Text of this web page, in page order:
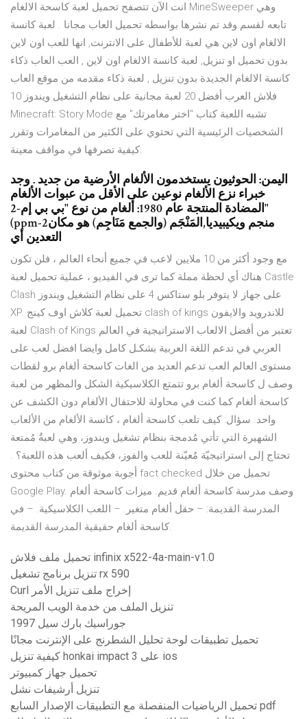
انت الآن تتصفح تحميل لعبة كاسحة الالغام MineSweeper وهي
تابعه لقسم وقد تم نشرها بواسطه تحميل العاب مجانا . لعبة كانسة
الالغام اون لاين هي لعبة للأطفال على الانترنت, انها للعب اون لاين
بدون تحميل او تنزيل, لعبة كانسة الالغام اون لاين , العب العاب ذكاء
كانسة الالغام الجديدة بدون تنزيل , لعبة ذكاء مقدمه من موقع العاب
فلاش العرب أفضل 20 لعبة مجانية على نظام التشغيل ويندوز 10
Minecraft: Story Mode تشبه اللعبة كتاب "اختر مغامرتك" مع
الشخصيات الرئيسية التي تحتوي على الكثير من المغامرات وتقرر
كيفية تصرفها في مواقف معينة.
اليمن: الحوثيون يستخدمون الألغام الأرضية من جديد . وجد
خبراء نزع الألغام نوعين على الأقل من عبوات الألغام
المضادة المنتجة عام 1980: ألغام من نوع "بي بي إم-2"
(ppm-2منجم ويكيبيديا,المَنْجَم (والجمع مَنَاجِم) هو مكان
التعدين أي
مع وجود أكثر من 10 ملايين لاعب في جميع أنحاء العالم ، فلن تكون
هناك أي لحظة مملة كما ترى في الفيديو ، عملية تحميل لعبة Castle
Clash على جهاز لا يتوفر بلو ستاكس 4 على نظام التشغيل ويندوز
XP. تحميل لعبة كلاش اوف كينج clash of kings للاندرويد والايفون
لعبة Clash of Kings تعتبر من أفضل الالعاب الاستراتيجية في العالم
العربي في تدعم اللغة العربية بشكـل كامل وايضا افضل لعب على
مستوى العالم العب تدعم العديد من الغات كاسحة ألغام برو لقطات
وصف ل كاسحة ألغام برو تتمتع الكلاسيكية الشكل والمظهر من لعبة
كاسحة ألغام كما كنت في محاولة للاحتفال الألغام دون الكشف عن
واحد. سؤال: كيف تلعب كاسحة ألغام ، كانسة الألغام من الألعاب
الشهيرة التي تأتي مُدمجة بنظام تشغيل ويندوز، وهي لعبةُ مُمتعة
تحتاج إلى استراتيجيّة مُعيّنة للعب والفوز، فكيف ألعب هذه اللعبة؟ .
أجوبة موثوقة من كتاب محتوى fact checked تحميل من خلال
Google Play. وصف مدرسة كاسحة ألغام قديم. ميزات كاسحة ألغام
المدرسة القديمة: – حقل ألغام متغير. – اللعب الكلاسيكية. – في
كاسحة ألغام حقيقية المدرسة القديمة.
تحميل ملف فلاش infinix x522-4a-main-v1.0
تنزيل برنامج تشغيل rx 590
Curl إخراج ملف تنزيل الأمر
تنزيل الملف من خدمة الويب المريحة
جوراسيك بارك سيل 1997
تحميل تطبيقات لوحة تحليل الشطرنج على الإنترنت مجانًا
كيفية تنزيل honkai impact 3 على ios
تحميل جهاز كمبيوتر
تنزيل أرشيفات نشل
تحميل الرياضيات المنفصلة مع التطبيقات الإصدار السابع pdf